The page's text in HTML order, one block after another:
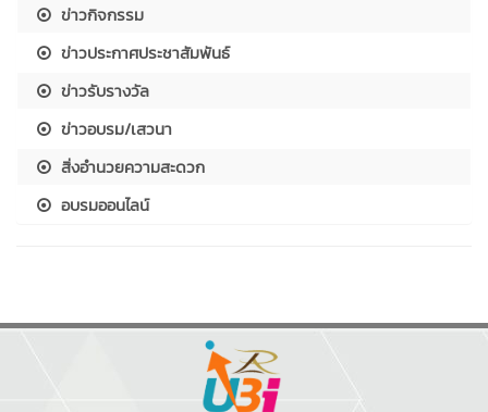
ข่าวกิจกรรม
ข่าวประกาศประชาสัมพันธ์
ข่าวรับรางวัล
ข่าวอบรม/เสวนา
สิ่งอำนวยความสะดวก
อบรมออนไลน์